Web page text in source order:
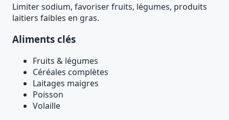
Limiter sodium, favoriser fruits, légumes, produits
laitiers faibles en gras.
Aliments clés
Fruits & légumes
Céréales complètes
Laitages maigres
Poisson
Volaille